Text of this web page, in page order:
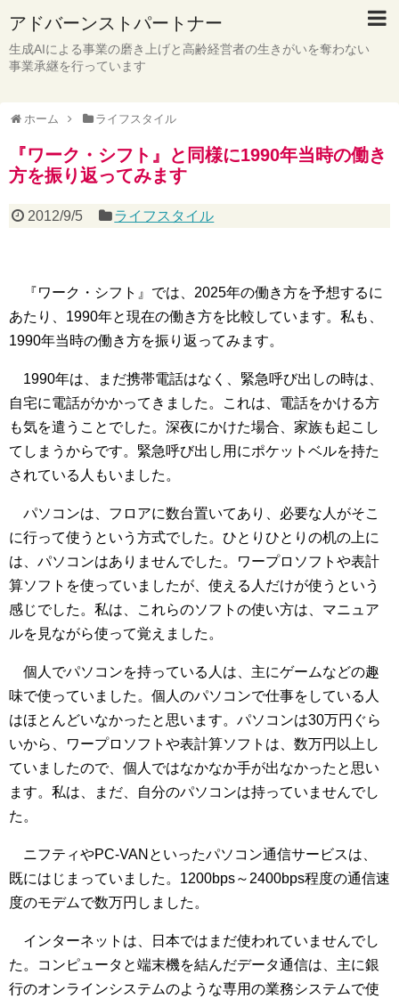
アドバーンストパートナー
生成AIによる事業の磨き上げと高齢経営者の生きがいを奪わない
事業承継を行っています
ホーム ライフスタイル
『ワーク・シフト』と同様に1990年当時の働き
方を振り返ってみます
2012/9/5 ライフスタイル
『ワーク・シフト』では、2025年の働き方を予想するに
あたり、1990年と現在の働き方を比較しています。私も、
1990年当時の働き方を振り返ってみます。
1990年は、まだ携帯電話はなく、緊急呼び出しの時は、
自宅に電話がかかってきました。これは、電話をかける方
も気を遣うことでした。深夜にかけた場合、家族も起こし
てしまうからです。緊急呼び出し用にポケットベルを持た
されている人もいました。
パソコンは、フロアに数台置いてあり、必要な人がそこ
に行って使うという方式でした。ひとりひとりの机の上に
は、パソコンはありませんでした。ワープロソフトや表計
算ソフトを使っていましたが、使える人だけが使うという
感じでした。私は、これらのソフトの使い方は、マニュア
ルを見ながら使って覚えました。
個人でパソコンを持っている人は、主にゲームなどの趣
味で使っていました。個人のパソコンで仕事をしている人
はほとんどいなかったと思います。パソコンは30万円ぐら
いから、ワープロソフトや表計算ソフトは、数万円以上し
ていましたので、個人ではなかなか手が出なかったと思い
ます。私は、まだ、自分のパソコンは持っていませんでし
た。
ニフティやPC-VANといったパソコン通信サービスは、
既にはじまっていました。1200bps～2400bps程度の通信速
度のモデムで数万円しました。
インターネットは、日本ではまだ使われていませんでし
た。コンピュータと端末機を結んだデータ通信は、主に銀
行のオンラインシステムのような専用の業務システムで使